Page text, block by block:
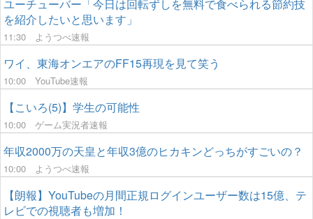
ユーチューバー「今日は回転ずしを無料で食べられる節約技
を紹介したいと思います」
11:30 ようつべ速報
ワイ、東海オンエアのFF15再現を見て笑う
10:00 YouTube速報
【こいろ(5)】学生の可能性
10:00 ゲーム実況者速報
年収2000万の天皇と年収3億のヒカキンどっちがすごいの？
10:00 ようつべ速報
【朗報】YouTubeの月間正規ログインユーザー数は15億、テ
レビでの視聴者も増加！